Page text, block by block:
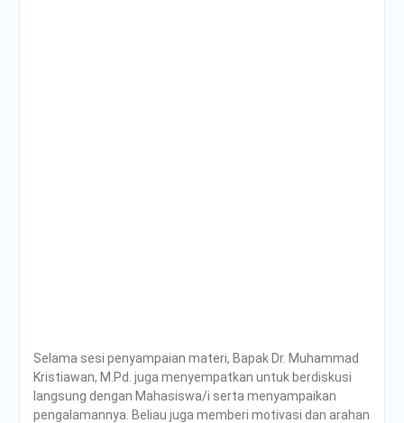
Selama sesi penyampaian materi, Bapak Dr. Muhammad
Kristiawan, M.Pd. juga menyempatkan untuk berdiskusi
langsung dengan Mahasiswa/i serta menyampaikan
pengalamannya. Beliau juga memberi motivasi dan arahan